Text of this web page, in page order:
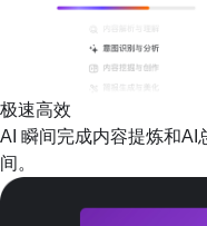
极速高效
AI 瞬间完成内容提炼和AI
间。